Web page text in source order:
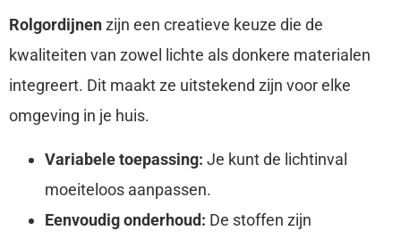
Rolgordijnenzijn een creatieve keuze die de
kwaliteiten van zowel lichte als donkere materialen
integreert. Dit maakt ze uitstekend zijn voor elke
omgeving in je huis.
Variabele toepassing: Je kunt de lichtinval
moeiteloos aanpassen.
Eenvoudig onderhoud: De stoffen zijn